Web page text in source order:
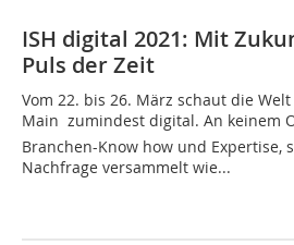
ISH digital 2021: Mit
Puls der Zeit
Vom 22. bis 26. März schaut die
Main  zumindest digital. An keinem
Branchen-Know how und Expertise,
Nachfrage versammelt wie...